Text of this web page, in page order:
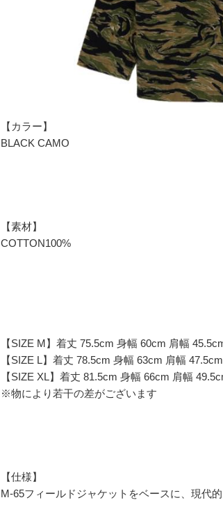
【カラー】
BLACK CAMO
【素材】
COTTON100%
【SIZE M】着丈 75.5cm 身幅 60cm 肩幅
【SIZE L】着丈 78.5cm 身幅 63cm 肩幅
【SIZE XL】着丈 81.5cm 身幅 66cm 肩幅
※物により若干の差がございます
【仕様】
M-65フィールドジャケットをベースに、現代